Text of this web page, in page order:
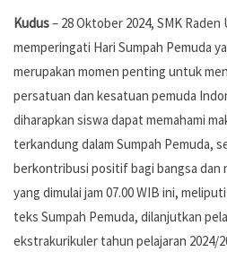
Kudus– 28 Oktober 2024, SMK Raden
memperingati Hari Sumpah Pemuda
merupakan momen penting untuk
persatuan dan kesatuan pemuda
diharapkan siswa dapat memahami
terkandung dalam Sumpah Pemuda,
berkontribusi positif bagi bangsa dan
yang dimulai jam 07.00 WIB ini,
teks Sumpah Pemuda, dilanjutkan
ekstrakurikuler tahun pelajaran 2024/